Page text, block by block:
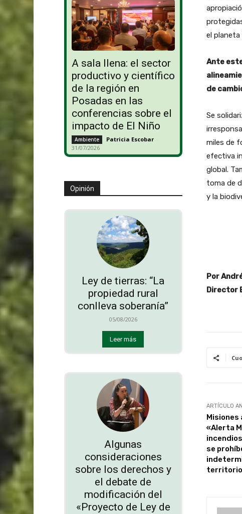
A sala llena: el sector
productivo y científico
de la región en
Posadas en las
conferencias sobre el
impacto de El Niño
Ambiente Patricia Escobar -
31/07/2026
Opinión
Ley de tierras: “La
propiedad rural
conlleva soberanía”
05/08/2026
Leer más
Algunas
consideraciones
sobre los derechos y
el debate de
modificación del
«Proyecto de Ley de
el
Ante
de
Se
miles de
efectiva
global.
toma de
y la
Por
Director
ARTÍCULO
«Alerta
se
territorio